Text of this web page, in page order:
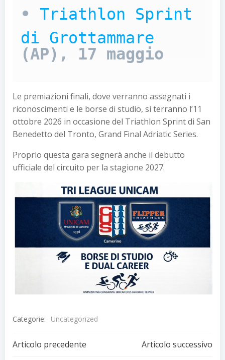
• Triathlon Sprint
di Grottammare
(AP), 17 maggio
Le premiazioni finali, dove verranno assegnati i
riconoscimenti e le borse di studio, si terranno l’11
ottobre 2026 in occasione del Triathlon Sprint di San
Benedetto del Tronto, Grand Final Adriatic Series.
Proprio questa gara segnerà anche il debutto
ufficiale del circuito per la stagione 2027.
Categorie: Uncategorized
Articolo precedente Articolo successivo